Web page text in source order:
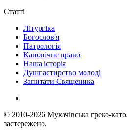
Статті
Літургіка
Богослов'я
Патрологія
Канонічне право
Наша історія
Душпастирство молоді
Запитати Священика
© 2010-2026 Мукачівська греко-
застережено.